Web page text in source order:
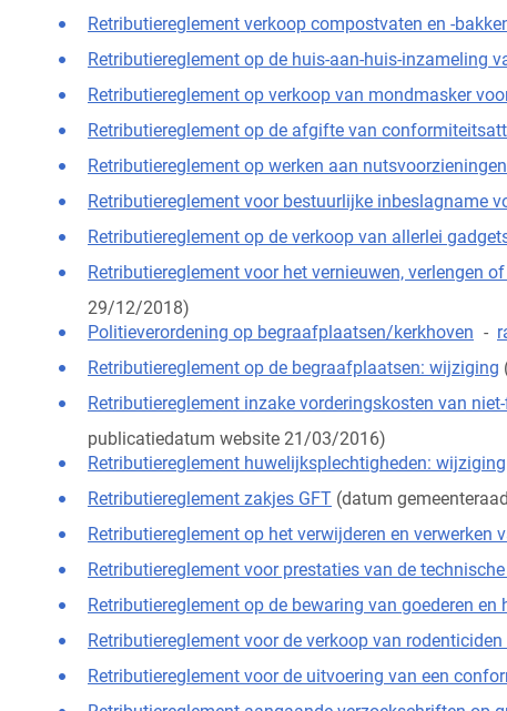
Retributiereglement verkoop compostvaten en -
Retributiereglement op de huis-aan-huis-inzameling
Retributiereglement op verkoop van mondmasker
Retributiereglement op de afgifte van
Retributiereglement op werken aan
Retributiereglement voor bestuurlijke inbeslagname
Retributiereglement op de verkoop van allerlei
Retributiereglement voor het vernieuwen, verlengen
29/12/2018)
Politieverordening op begraafplaatsen/kerkhoven -
Retributiereglement op de begraafplaatsen: wijziging
Retributiereglement inzake vorderingskosten van
publicatiedatum website 21/03/2016)
Retributiereglement huwelijksplechtigheden: wijziging
Retributiereglement zakjes GFT (datum
Retributiereglement op het verwijderen en verwerken
Retributiereglement voor prestaties van de
Retributiereglement op de bewaring van goederen en
Retributiereglement voor de verkoop van
Retributiereglement voor de uitvoering van een